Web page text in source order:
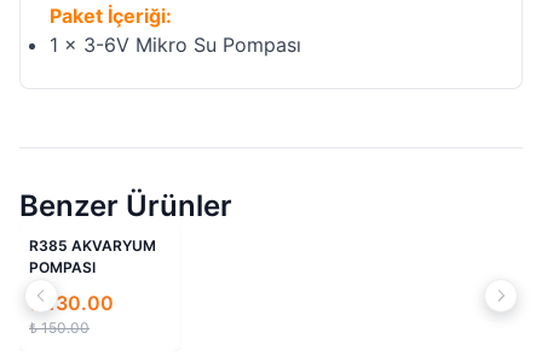
Paket İçeriği:
1 x 3-6V Mikro Su Pompası
Benzer Ürünler
İndirimli
R385 AKVARYUM
POMPASI
₺ 130.00
₺ 150.00